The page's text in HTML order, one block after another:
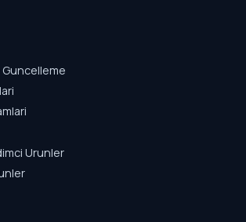
Guncelleme
Urunler